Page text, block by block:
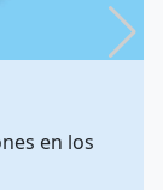
en los